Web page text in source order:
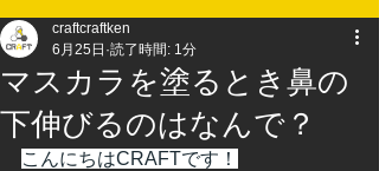
マスカラを塗るとき鼻の
下伸びるのはなんで？
craftcraftken
6月25日 読了時間: 1分
こんにちはCRAFTです！